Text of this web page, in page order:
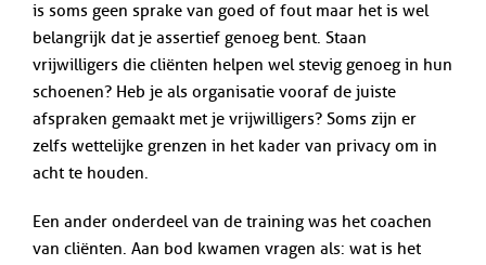
is soms geen sprake van goed of fout maar het is wel
belangrijk dat je assertief genoeg bent. Staan
vrijwilligers die cliënten helpen wel stevig genoeg in hun
schoenen? Heb je als organisatie vooraf de juiste
afspraken gemaakt met je vrijwilligers? Soms zijn er
zelfs wettelijke grenzen in het kader van privacy om in
acht te houden.
Een ander onderdeel van de training was het coachen
van cliënten. Aan bod kwamen vragen als: wat is het